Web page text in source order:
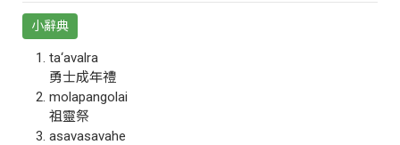
小辭典
ta‘avalra
勇士成年禮
molapangolai
祖靈祭
asavasavahe